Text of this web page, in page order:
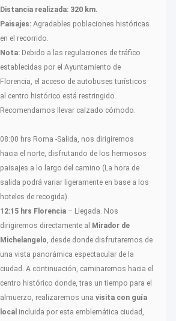
Distancia realizada: 320 km.
Paisajes: Agradables poblaciones históricas
en el recorrido.
Nota: Debido a las regulaciones de tráfico
establecidas por el Ayuntamiento de
Florencia, el acceso de autobuses turísticos
al centro histórico está restringido.
Recomendamos llevar calzado cómodo.
08:00 hrs Roma -Salida, nos dirigiremos
hacia el norte, disfrutando de los hermosos
paisajes a lo largo del camino (La hora de
salida podrá variar ligeramente en base a los
hoteles de recogida).
12:15 hrs Florencia – Llegada. Nos
dirigiremos directamente al Mirador de
Michelangelo , desde donde disfrutaremos de
una vista panorámica espectacular de la
ciudad. A continuación, caminaremos hacia el
centro histórico donde, tras un tiempo para el
almuerzo, realizaremos una visita con guía
local incluida por esta emblemática ciudad,